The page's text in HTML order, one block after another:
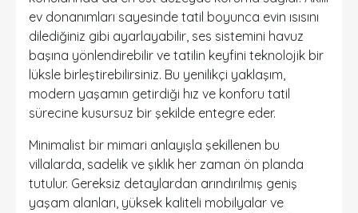
ev donanımları sayesinde tatil boyunca evin ısısını
dilediğiniz gibi ayarlayabilir, ses sistemini havuz
başına yönlendirebilir ve tatilin keyfini teknolojik bir
lüksle birleştirebilirsiniz. Bu yenilikçi yaklaşım,
modern yaşamın getirdiği hız ve konforu tatil
sürecine kusursuz bir şekilde entegre eder.
Minimalist bir mimari anlayışla şekillenen bu
villalarda, sadelik ve şıklık her zaman ön planda
tutulur. Gereksiz detaylardan arındırılmış geniş
yaşam alanları, yüksek kaliteli mobilyalar ve